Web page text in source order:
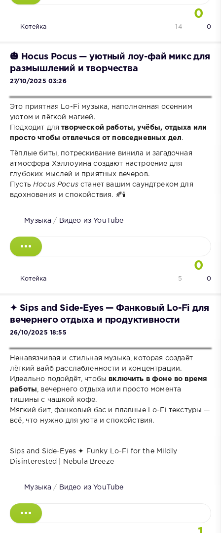
0
Котейка 0
14
🎃 Hocus Pocus — уютный лоу-фай микс для
размышлений и творчества
27/10/2025 03:26
Это приятная Lo-Fi музыка, наполненная осенним
уютом и лёгкой магией.
Подходит длятворческой работы, учёбы, отдыха или
просто чтобы отвлечься от повседневных дел.
Тёплые биты, потрескивание винила и загадочная
атмосфера Хэллоуина создают настроение для
глубоких мыслей и приятных вечеров.
ПустьHocus Pocusстанет вашим саундтреком для
вдохновения и спокойствия. 🍂🕯️
Музыка / Видео из YouTube
0
Котейка 0
5
✦ Sips and Side-Eyes — Фанковый Lo-Fi для
вечернего отдыха и продуктивности
26/10/2025 18:55
Ненавязчивая и стильная музыка, которая создаёт
лёгкий вайб расслабленности и концентрации.
Идеально подойдёт, чтобы включить в фоне во время
работы , вечернего отдыха или просто момента
тишины с чашкой кофе.
Мягкий бит, фанковый бас и плавные Lo-Fi текстуры —
всё, что нужно для уюта и спокойствия.
Sips and Side-Eyes ✦ Funky Lo-Fi for the Mildly
Disinterested | Nebula Breeze
Музыка / Видео из YouTube